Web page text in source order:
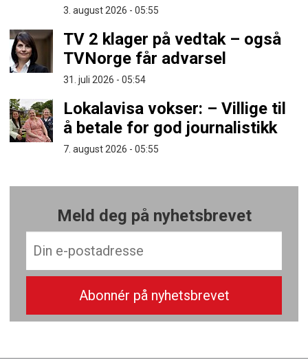
3. august 2026 - 05:55
TV 2 klager på vedtak – også
TVNorge får advarsel
31. juli 2026 - 05:54
Lokalavisa vokser: – Villige til
å betale for god journalistikk
7. august 2026 - 05:55
Meld deg på nyhetsbrevet